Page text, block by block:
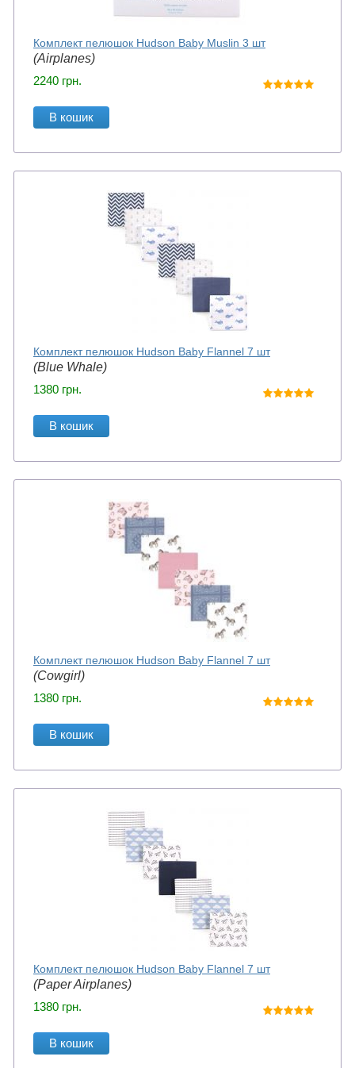
Комплект пелюшок Hudson Baby Muslin 3 шт
(Airplanes)
2240 грн.
В кошик
Комплект пелюшок Hudson Baby Flannel 7 шт
(Blue Whale)
1380 грн.
В кошик
Комплект пелюшок Hudson Baby Flannel 7 шт
(Cowgirl)
1380 грн.
В кошик
Комплект пелюшок Hudson Baby Flannel 7 шт
(Paper Airplanes)
1380 грн.
В кошик